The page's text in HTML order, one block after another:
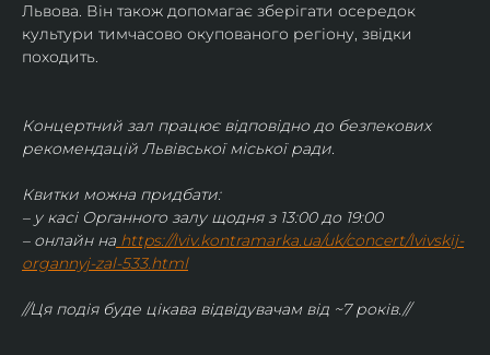
Львова. Він також допомагає зберігати осередок
культури тимчасово окупованого регіону, звідки
походить.
Концертний зал працює відповідно до безпекових
рекомендацій Львівської міської ради.
Квитки можна придбати:
– у касі Органного залу щодня з 13:00 до 19:00
– онлайн на https://lviv.kontramarka.ua/uk/concert/lvivskij-
organnyj-zal-533.html
//Ця подія буде цікава відвідувачам від ~7 років.//